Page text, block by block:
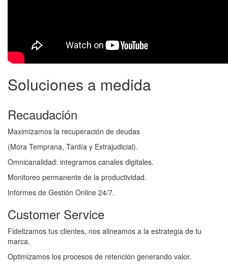
Soluciones a medida
Recaudación
Maximizamos la recuperación de deudas
(Mora Temprana, Tardía y Extrajudicial).
Omnicanalidad: integramos canales digitales.
Monitoreo permanente de la productividad.
Informes de Gestión Online 24/7.
Customer Service
Fidelizamos tus clientes, nos alineamos a la estrategia de tu
marca.
Optimizamos los procesos de retención generando valor.